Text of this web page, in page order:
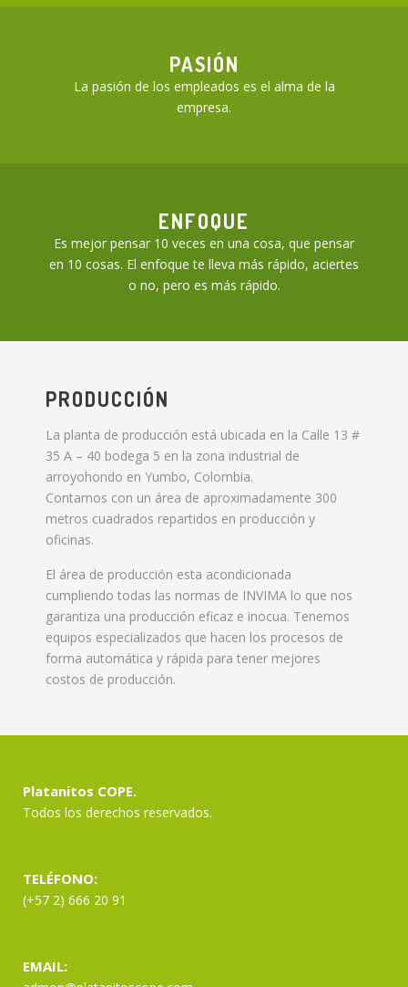
PASIÓN
La pasión de los empleados es el alma de la
empresa.
ENFOQUE
Es mejor pensar 10 veces en una cosa, que pensar
en 10 cosas. El enfoque te lleva más rápido, aciertes
o no, pero es más rápido.
PRODUCCIÓN
La planta de producción está ubicada en la Calle 13 #
35 A – 40 bodega 5 en la zona industrial de
arroyohondo en Yumbo, Colombia.
Contamos con un área de aproximadamente 300
metros cuadrados repartidos en producción y
oficinas.
El área de producción esta acondicionada
cumpliendo todas las normas de INVIMA lo que nos
garantiza una producción eficaz e inocua. Tenemos
equipos especializados que hacen los procesos de
forma automática y rápida para tener mejores
costos de producción.
Platanitos COPE.
Todos los derechos reservados.
TELÉFONO:
(+57 2) 666 20 91
EMAIL: